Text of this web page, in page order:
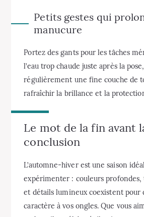
Petits gestes qui
manucure
Portez des gants pour les tâches
l’eau trop chaude juste après la
régulièrement une fine couche de
rafraîchir la brillance et la
Le mot de la fin avant
conclusion
L’automne-hiver est une saison
expérimenter : couleurs profondes,
et détails lumineux coexistent pour
caractère à vos ongles. Que vous